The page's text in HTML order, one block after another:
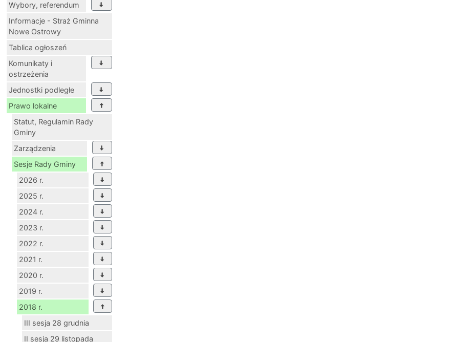
Wybory, referendum
Informacje - Straż Gminna
Nowe Ostrowy
Tablica ogłoszeń
Komunikaty i
ostrzeżenia
Jednostki podległe
Prawo lokalne
Statut, Regulamin Rady
Gminy
Zarządzenia
Sesje Rady Gminy
2026 r.
2025 r.
2024 r.
2023 r.
2022 r.
2021 r.
2020 r.
2019 r.
2018 r.
III sesja 28 grudnia